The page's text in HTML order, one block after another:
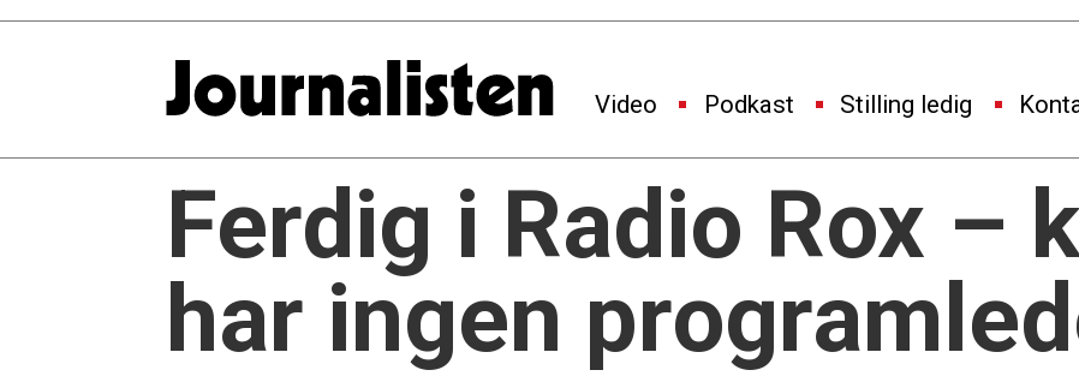
Video Podkast Stilling ledig
Ferdig i Radio Rox –
har ingen